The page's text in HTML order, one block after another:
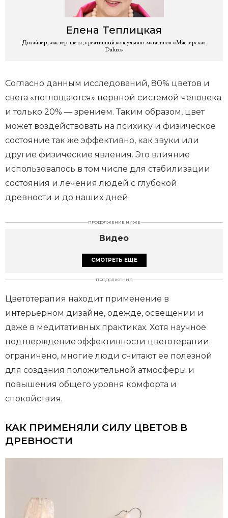
Елена Теплицкая
Дизайнер, мастер цвета, креативный консультант магазинов «Мастерская
Dulux»
Согласно данным исследований, 80% цветов и
света «поглощаются» нервной системой человека
и только 20% — зрением. Таким образом, цвет
может воздействовать на психику и физическое
состояние так же эффективно, как звуки или
другие физические явления. Это влияние
использовалось в том числе для стабилизации
состояния и лечения людей с глубокой
древности и до наших дней.
ПРОДОЛЖЕНИЕ НИЖЕ
Видео
СМОТРЕТЬ ЕЩЕ
ПРОДОЛЖЕНИЕ
Цветотерапия находит применение в
интерьерном дизайне, одежде, освещении и
даже в медитативных практиках. Хотя научное
подтверждение эффективности цветотерапии
ограничено, многие люди считают ее полезной
для создания положительной атмосферы и
повышения общего уровня комфорта и
спокойствия.
КАК ПРИМЕНЯЛИ СИЛУ ЦВЕТОВ В
ДРЕВНОСТИ